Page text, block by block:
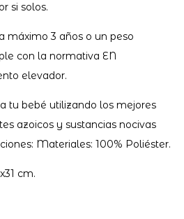
si solos.
máximo 3 años o un peso
con la normativa EN
elevador.
tu bebé utilizando los mejores
azoicos y sustancias nocivas
Materiales: 100% Poliéster.
cm.